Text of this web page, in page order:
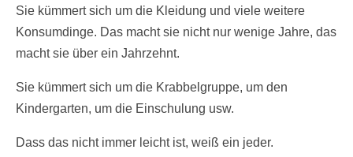
Sie kümmert sich um die Kleidung und viele weitere
Konsumdinge. Das macht sie nicht nur wenige Jahre, das
macht sie über ein Jahrzehnt.
Sie kümmert sich um die Krabbelgruppe, um den
Kindergarten, um die Einschulung usw.
Dass das nicht immer leicht ist, weiß ein jeder.